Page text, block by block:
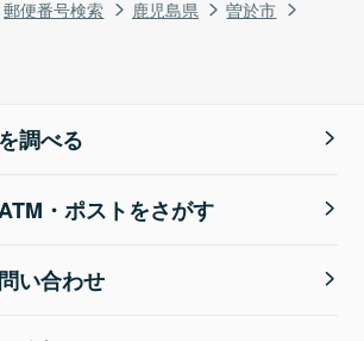
郵便番号検索 鹿児島県
曽於市
調べる
・ポストをさがす
い合わせ